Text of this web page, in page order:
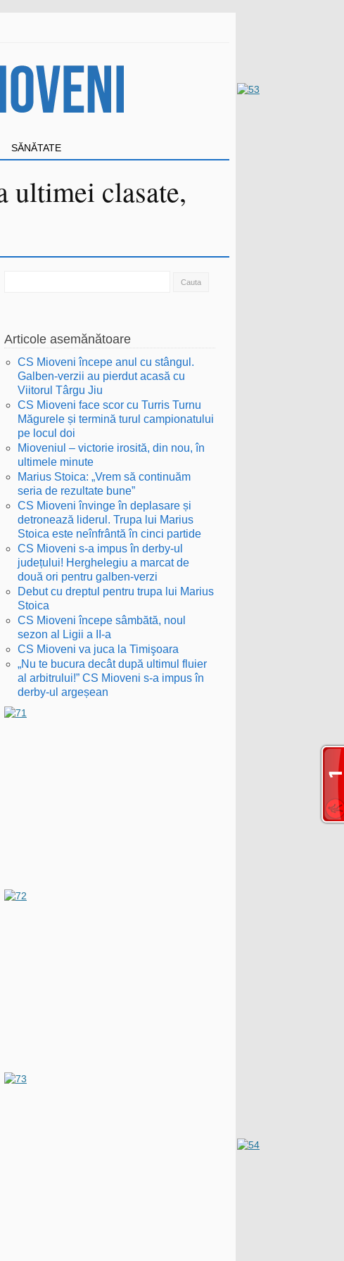
SĂNĂTATE
ultimei clasate,
Articole asemănătoare
CS Mioveni începe anul cu stângul.
Galben-verzii au pierdut acasă cu
Viitorul Târgu Jiu
CS Mioveni face scor cu Turris Turnu
Măgurele și termină turul campionatului
pe locul doi
Mioveniul – victorie irosită, din nou, în
ultimele minute
Marius Stoica: „Vrem să continuăm
seria de rezultate bune”
CS Mioveni învinge în deplasare și
detronează liderul. Trupa lui Marius
Stoica este neînfrântă în cinci partide
CS Mioveni s-a impus în derby-ul
județului! Herghelegiu a marcat de
două ori pentru galben-verzi
Debut cu dreptul pentru trupa lui Marius
Stoica
CS Mioveni începe sâmbătă, noul
sezon al Ligii a II-a
CS Mioveni va juca la Timişoara
„Nu te bucura decât după ultimul fluier
al arbitrului!” CS Mioveni s-a impus în
derby-ul argeșean